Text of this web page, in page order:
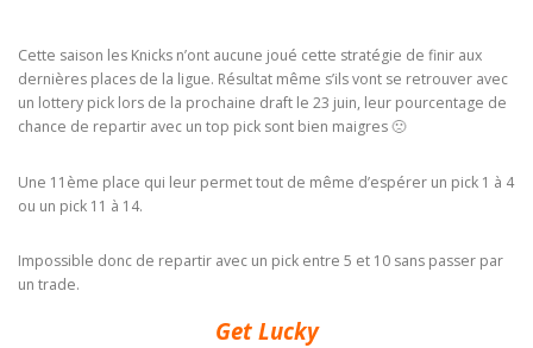
Cette saison les Knicks n’ont aucune joué cette stratégie de finir aux
dernières places de la ligue. Résultat même s’ils vont se retrouver avec
un lottery pick lors de la prochaine draft le 23 juin, leur pourcentage de
chance de repartir avec un top pick sont bien maigres 🙁
Une 11ème place qui leur permet tout de même d’espérer un pick 1 à 4
ou un pick 11 à 14.
Impossible donc de repartir avec un pick entre 5 et 10 sans passer par
un trade.
Get Lucky